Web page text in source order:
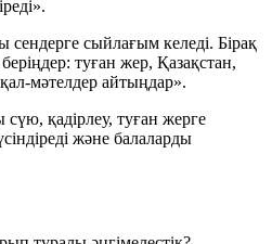
сыйлағым келеді. Бірақ
туған жер, Қазақстан,
мәтелдер айтыңдар».
қадірлеу, туған жерге
және балаларды